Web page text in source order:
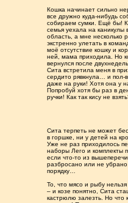
Кошка начинает сильно
все дружно куда-нибудь
собираем сумки. Ещё бы!
семья уехала на каникулы
область, а мне несколько
экстренно улетать в
моё отсутствие кошку и
ней, мама приходила. Но
вернулся после
Сита встретила меня в
сердито рявкнула… и пол-
даже на руки! Хотя она у
Попробуй хотя бы раз в
ручки! Как так кису не
Сита терпеть не может
в горшке, ни у детей на
Уже не раз приходилось
наборы Лего и комплекты
если что-то из
разбросано или не
порядку…
То, что мясо и рыбу нельзя
– и козе понятно, Сита
кастрюлю залезть. Но что